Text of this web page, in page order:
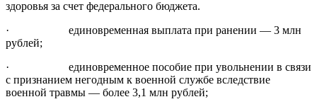
здоровья за счет федерального бюджета.
· единовременная выплата при ранении — 3 млн
рублей;
· единовременное пособие при увольнении в связи
с признанием негодным к военной службе вследствие
военной травмы — более 3,1 млн рублей;